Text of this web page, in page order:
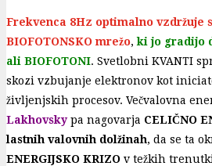
Frekvenca 8Hz optimalno vzdržuje
BIOFOTONSKO mrežo,ki jo gradijo
ali BIOFOTONI. Svetlobni KVANTI
skozi vzbujanje elektronov kot
življenjskih procesov. Večvalovna
Lakhovskypa nagovarja CELIČNO
lastnih valovnih dolžinah, da se ta
ENERGIJSKO KRIZO v težkih